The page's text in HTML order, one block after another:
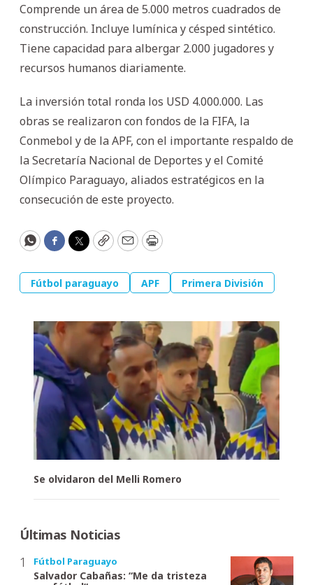
Comprende un área de 5.000 metros cuadrados de
construcción. Incluye lumínica y césped sintético.
Tiene capacidad para albergar 2.000 jugadores y
recursos humanos diariamente.
La inversión total ronda los USD 4.000.000. Las
obras se realizaron con fondos de la FIFA, la
Conmebol y de la APF, con el importante respaldo de
la Secretaría Nacional de Deportes y el Comité
Olímpico Paraguayo, aliados estratégicos en la
consecución de este proyecto.
WhatsApp
Facebook
Twitter
CopyEmailPrint
Fútbol paraguayo APF Primera División
Se olvidaron del Melli Romero
Últimas Noticias
Fútbol Paraguayo
Salvador Cabañas: “Me da tristeza